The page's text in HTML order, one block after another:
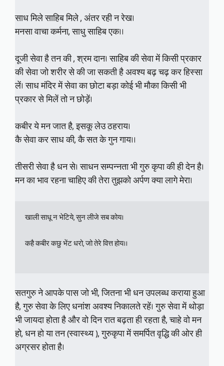
साध मिले साहिब मिले , अंतर रही न रेख।
मनसा वाचा कर्मना, साधु साहिब एक।।
दूजी सेवा है तन की , श्रम दान। साहिब की सेवा में किसी प्रकार
की सेवा जो शरीर से की जा सकती है अवश्य बढ़ चढ़ कर हिस्सा
लें। साध मंदिर में सेवा का छोटा बड़ा कोई भी मौका किसी भी
प्रकार से मिलें तो न छोड़ें।
कबीर ये मन जात है, इसकू लेउ ठहराय।
कै सेवा कर साध की, कै सत के गुन गाय।।
तीसरी सेवा है धन से। साधन सम्पन्नता भी गुरु कृपा की ही देन है।
मन का भाव रहना चाहिए की तेरा तुझको अर्पण क्या लागे मेरा।
खाली साधू न भेटिये, सुन लीजे सब कोय।
कहै कबीर कछु भेंट धरो, जो तेरे वित्त होय।।
सतगुरु ने आपके पास जो भी, जितना भी धन उपलब्ध कराया हुआ
है, गुरु सेवा के लिए धनांश अवश्य निकालते रहें। गुरु सेवा में थोड़ा
भी जायदा होता है और वो दिन रात बढ़ता ही रहता है, चाहे वो मन
हो, धन हो या तन (स्वास्थ्य ), गुरुकृपा में समर्पित वृद्धि की ओर ही
अग्रसर होता है।